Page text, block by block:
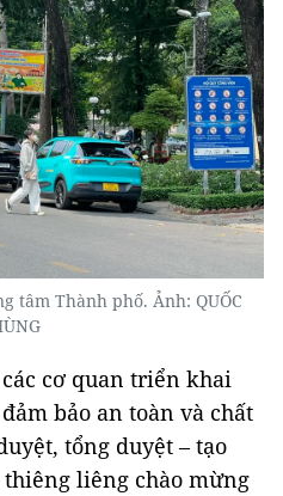
tâm Thành phố. Ảnh: QUỐC
các cơ quan triển khai
bảo an toàn và chất
tổng duyệt – tạo
liêng chào mừng